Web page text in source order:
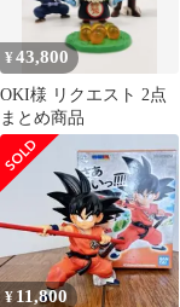
¥43,800
OKI様 リクエスト 2点
まとめ商品
¥ 11,800